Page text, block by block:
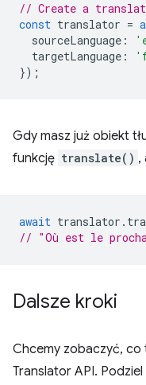
// Create a
const translator =
sourceLanguage :
targetLanguage :
});
Gdy masz już obiekt
funkcję translate() ,
await translator .
// "Où est le
Dalsze kroki
Chcemy zobaczyć,
Translator API.